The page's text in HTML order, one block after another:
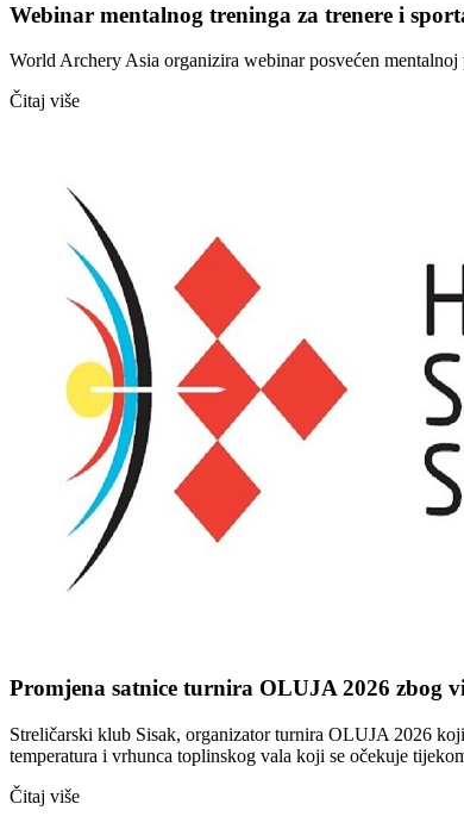
Webinar mentalnog treninga za trenere i
World Archery Asia organizira webinar posvećen
Čitaj više
Promjena satnice turnira OLUJA 2026 zbog
Streličarski klub Sisak, organizator turnira OLUJA 2026
temperatura i vrhunca toplinskog vala koji se očekuje
Čitaj više